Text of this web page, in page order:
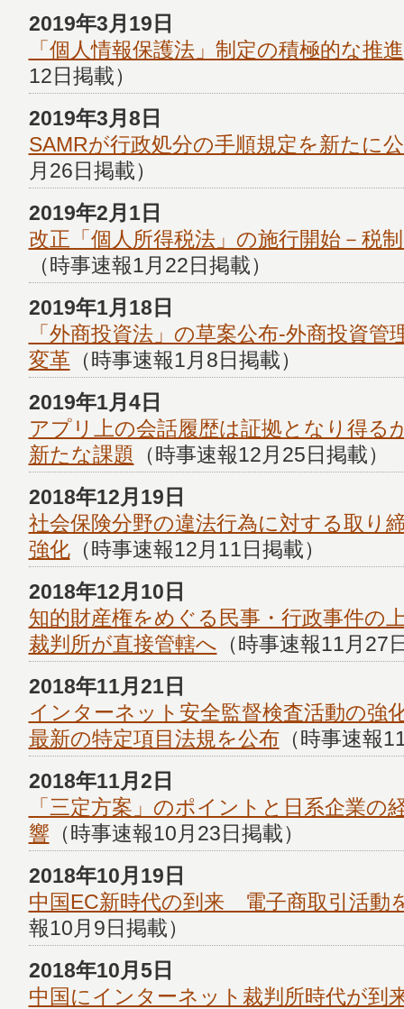
2019年3月19日
「個人情報保護法」制定の積極的な推進
12日掲載）
2019年3月8日
SAMRが行政処分の手順規定を新たに
月26日掲載）
2019年2月1日
改正「個人所得税法」の施行開始－税
（時事速報1月22日掲載）
2019年1月18日
「外商投資法」の草案公布-外商投資管
変革 （時事速報1月8日掲載）
2019年1月4日
アプリ上の会話履歴は証拠となり得る
新たな課題 （時事速報12月25日掲載）
2018年12月19日
社会保険分野の違法行為に対する取り
強化（時事速報12月11日掲載）
2018年12月10日
知的財産権をめぐる民事・行政事件の
裁判所が直接管轄へ （時事速報11月27
2018年11月21日
インターネット安全監督検査活動の強
最新の特定項目法規を公布 （時事速報
2018年11月2日
「三定方案」のポイントと日系企業の
響 （時事速報10月23日掲載）
2018年10月19日
中国EC新時代の到来 電子商取引活動
報10月9日掲載）
2018年10月5日
中国にインターネット裁判所時代が